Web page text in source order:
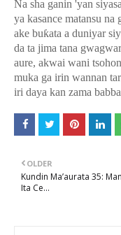
Na sha ganin 'yan
ya kasance matansu
ake buƙata a duniyar
da ta jima tana
aure, akwai wani
muka ga irin wannan
iri daya kan zama
OLDER
Kundin Ma’aurata 35:
Ita Ce...